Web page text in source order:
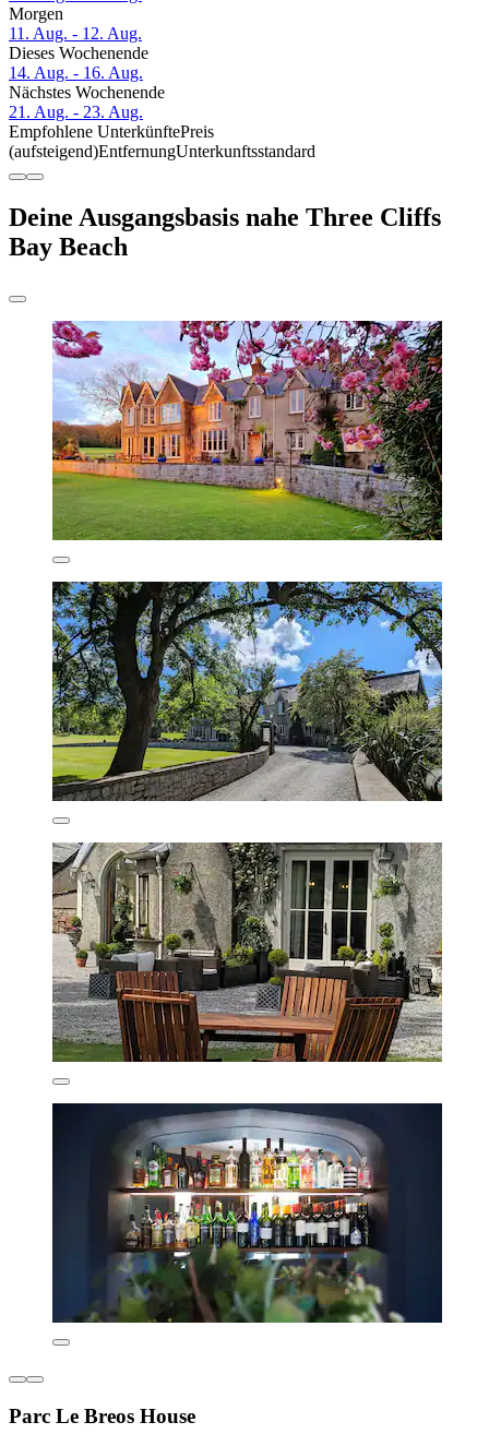
Morgen
11. Aug. - 12. Aug.
Dieses Wochenende
14. Aug. - 16. Aug.
Nächstes Wochenende
21. Aug. - 23. Aug.
Empfohlene UnterkünftePreis
(aufsteigend)EntfernungUnterkunftsstandard
Deine Ausgangsbasis nahe Three Cliffs
Bay Beach
Parc Le Breos House